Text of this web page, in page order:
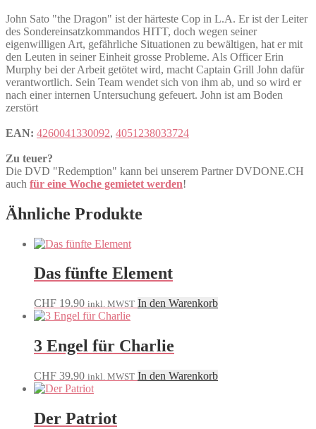
John Sato "the Dragon" ist der härteste Cop in L.A. Er ist der Leiter
des Sondereinsatzkommandos HITT, doch wegen seiner
eigenwilligen Art, gefährliche Situationen zu bewältigen, hat er mit
den Leuten in seiner Einheit grosse Probleme. Als Officer Erin
Murphy bei der Arbeit getötet wird, macht Captain Grill John dafür
verantwortlich. Sein Team wendet sich von ihm ab, und so wird er
nach einer internen Untersuchung gefeuert. John ist am Boden
zerstört
EAN: 4260041330092, 4051238033724
Zu teuer?
Die DVD "Redemption" kann bei unserem Partner DVDONE.CH
auch für eine Woche gemietet werden!
Ähnliche Produkte
Das fünfte Element
CHF 19.90 inkl. MWST In den Warenkorb
3 Engel für Charlie
CHF 39.90 inkl. MWST In den Warenkorb
Der Patriot